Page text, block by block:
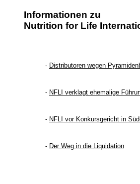
Informationen zu
Nutrition for Life
- Distributoren wegen
- NFLI verklagt ehemalige
- NFLI vor Konkursgericht in
- Der Weg in die Liquidation